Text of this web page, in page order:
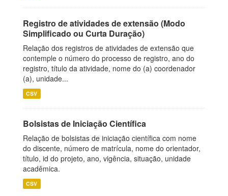
Registro de atividades de extensão (Modo
Simplificado ou Curta Duração)
Relação dos registros de atividades de extensão que
contemple o número do processo de registro, ano do
registro, título da atividade, nome do (a) coordenador
(a), unidade...
CSV
Bolsistas de Iniciação Científica
Relação de bolsistas de iniciação científica com nome
do discente, número de matrícula, nome do orientador,
título, id do projeto, ano, vigência, situação, unidade
acadêmica.
CSV